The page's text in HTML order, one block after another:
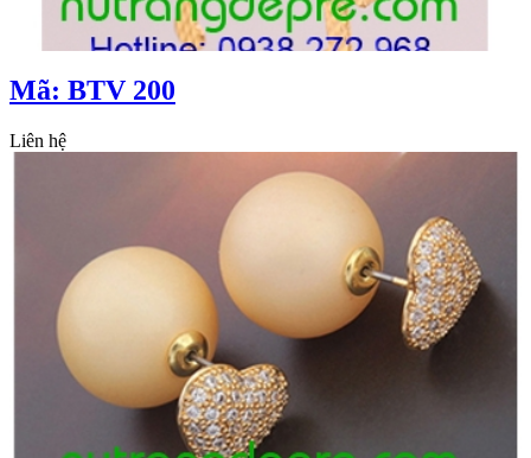
Mã: BTV 200
Liên hệ